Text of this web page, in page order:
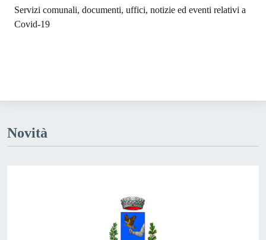
Dettagli dell'argomento
Servizi comunali, documenti, uffici, notizie ed eventi relativi a
Covid-19
Novità